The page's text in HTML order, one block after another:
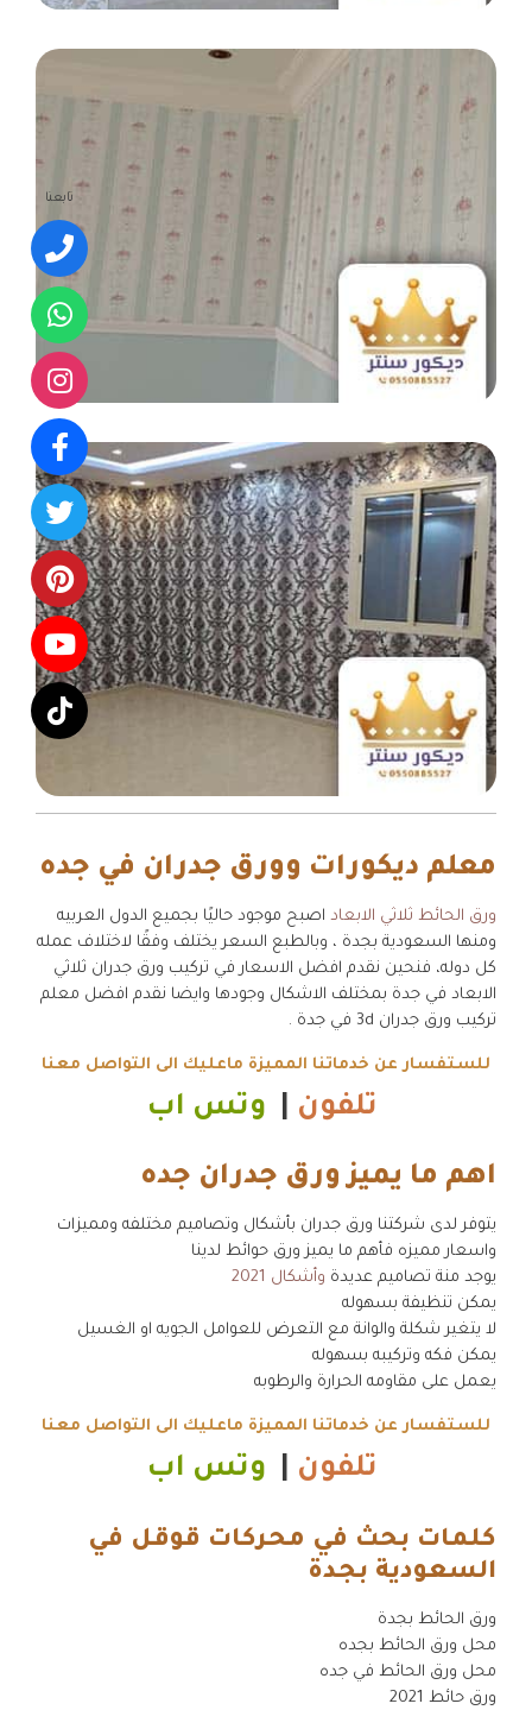
معلم ديكورات وورق جدران في جده
ورق الحائط ثلاثي الابعاد اصبح موجود حاليًا بجميع الدول العربيه
ومنها السعودية بجدة ، وبالطبع السعر يختلف وفقًا لاختلاف عمله
كل دوله، فنحين نقدم افضل الاسعار في تركيب ورق جدران ثلاثي
الابعاد في جدة بمختلف الاشكال وجودها وايضا نقدم افضل معلم
تركيب ورق جدران 3d في جدة .
للستفسار عن خدماتنا المميزة ماعليك الى التواصل معنا
تلفون وتس اب
اهم ما يميز ورق جدران جده
يتوفر لدى شركتنا ورق جدران بأشكال وتصاميم مختلفه ومميزات
واسعار مميزه فأهم ما يميز ورق حوائط لدينا
يوجد منة تصاميم عديدة وأشكال 2021
يمكن تنظيفة بسهوله
لا يتغير شكلة والوانة مع التعرض للعوامل الجويه او الغسيل
يمكن فكه وتركيبه بسهوله
يعمل على مقاومه الحرارة والرطوبه
للستفسار عن خدماتنا المميزة ماعليك الى التواصل معنا
تلفون وتس اب
كلمات بحث في محركات قوقل في
السعودية بجدة
ورق الحائط بجدة
محل ورق الحائط بجده
محل ورق الحائط في جده
ورق حائط 2021
تابعنا